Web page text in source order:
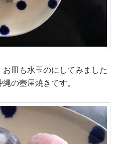
皿も水玉のにしてみました
の壺屋焼きです。